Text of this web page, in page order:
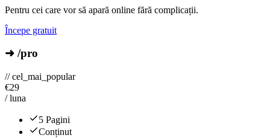
Pentru cei care vor să apară online fără complicații.
Începe gratuit
➜ /pro
// cel_mai_popular
€29
/ luna
5 Pagini
Conținut